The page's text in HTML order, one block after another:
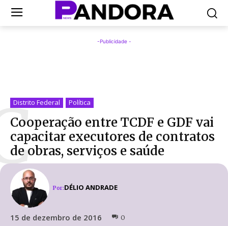
-Publicidade -
Distrito Federal Política
Cooperação entre TCDF e GDF vai
capacitar executores de contratos
de obras, serviços e saúde
Por:DÉLIO ANDRADE
15 de dezembro de 2016 0